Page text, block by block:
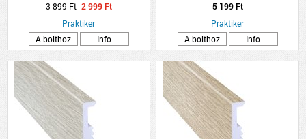
3 899 Ft 2 999 Ft
Praktiker
A bolthoz
Info
5 199 Ft
Praktiker
A bolthoz
Info